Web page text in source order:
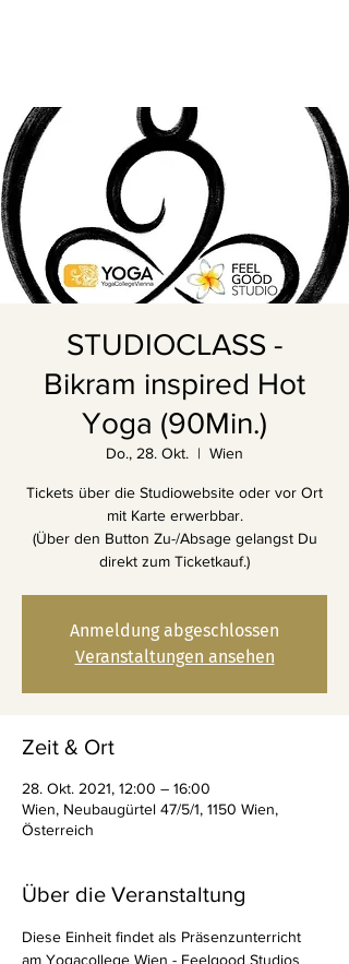
STUDIOCLASS -
Bikram inspired Hot
Yoga (90Min.)
Do., 28. Okt.
  |
Wien
Tickets über die Studiowebsite oder vor Ort
mit Karte erwerbbar.
(Über den Button Zu-/Absage gelangst Du
direkt zum Ticketkauf.)
Anmeldung abgeschlossen
Veranstaltungen ansehen
Zeit & Ort
28. Okt. 2021, 12:00 – 16:00
Wien, Neubaugürtel 47/5/1, 1150 Wien,
Österreich
Über die Veranstaltung
Diese Einheit findet als Präsenzunterricht
am Yogacollege Wien - Feelgood Studios